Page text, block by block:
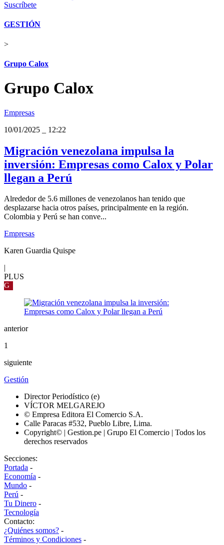
Suscríbete
GESTIÓN
>
Grupo Calox
Grupo Calox
Empresas
10/01/2025
12:22
Migración venezolana impulsa la
inversión: Empresas como Calox y Polar
llegan a Perú
Alrededor de 5.6 millones de venezolanos han tenido que
desplazarse hacia otros países, principalmente en la región.
Colombia y Perú se han conve...
Empresas
Karen Guardia Quispe
PLUS
G
anterior
1
siguiente
Gestión
Director Periodístico (e)
VÍCTOR MELGAREJO
© Empresa Editora El Comercio S.A.
Calle Paracas #532, Pueblo Libre, Lima.
Copyright© | Gestion.pe | Grupo El Comercio | Todos los
derechos reservados
Secciones:
Portada -
Economía -
Mundo -
Perú -
Tu Dinero -
Tecnología
Contacto:
¿Quiénes somos? -
Términos y Condiciones -